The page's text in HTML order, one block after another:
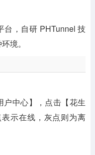
台，自研 PHTunnel 技
境。
中心】，点击【花生
示在线，灰点则为离